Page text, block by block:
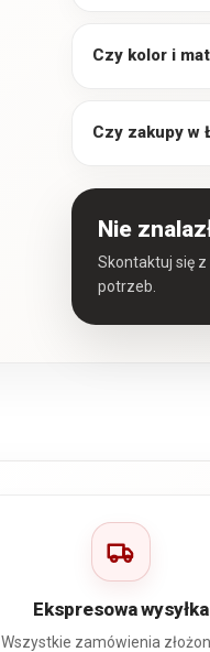
Czy kolor i
Czy zakupy w
Nie
Skontaktuj się
potrzeb.
Ekspresowa wysyłka
Wszystkie zamówienia